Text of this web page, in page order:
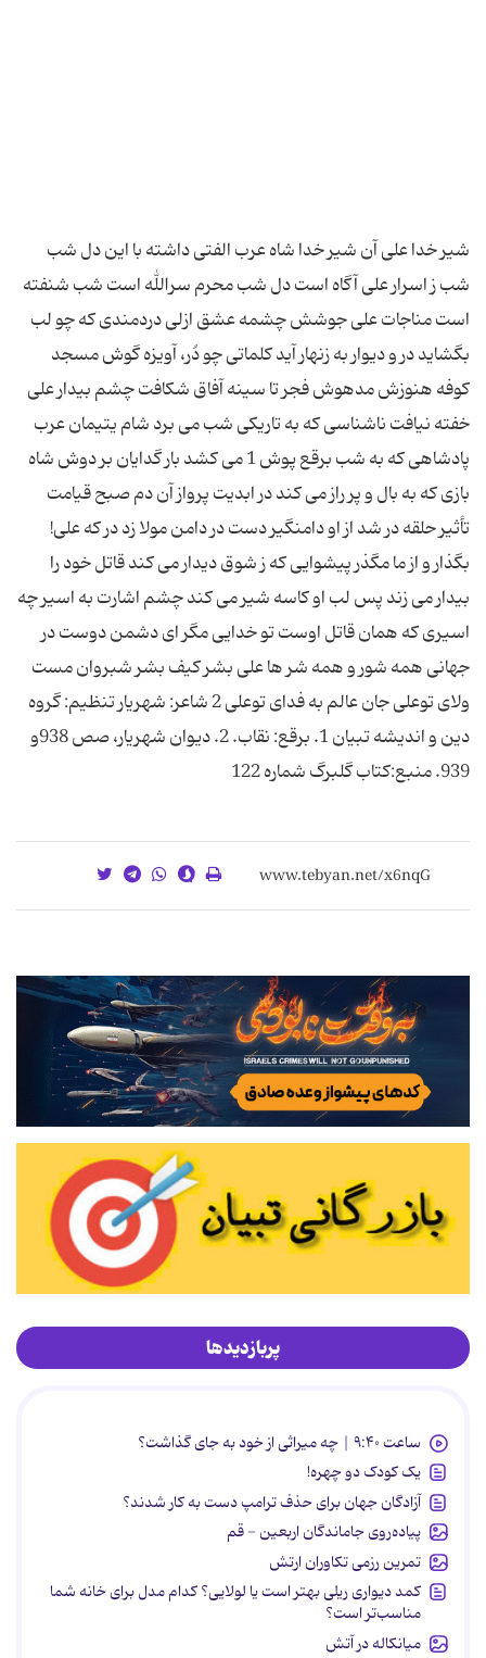
شیر خدا علی آن شیر خدا شاه عرب الفتی داشته با این دل شب
شب ز اسرار علی آگاه است دل شب محرم سرالله است شب شنفته
است مناجات علی جوشش چشمه عشق ازلی دردمندی که چو لب
بگشاید در و دیوار به زنهار آید کلماتی چو دُر، آویزه گوش مسجد
کوفه هنوزش مدهوش فجر تا سینه آفاق شکافت چشم بیدار علی
خفته نیافت ناشناسی که به تاریکی شب می برد شام یتیمان عرب
پادشاهی که به شب برقع پوش 1 می کشد بار گدایان بر دوش شاه
بازی که به بال و پر راز می کند در ابدیت پرواز آن دم صبح قیامت
تأثیر حلقه در شد از او دامنگیر دست در دامن مولا زد در که علی!
بگذار و از ما مگذر پیشوایی که ز شوق دیدار می کند قاتل خود را
بیدار می زند پس لب او کاسه شیر می کند چشم اشارت به اسیر چه
اسیری که همان قاتل اوست تو خدایی مگر ای دشمن دوست در
جهانی همه شور و همه شر ها علی بشر کیف بشر شبروان مست
ولای توعلی جان عالم به فدای توعلی 2 شاعر: شهریار تنظیم: گروه
دین و اندیشه تبیان 1. برقع: نقاب. 2. دیوان شهریار، صص 938و
939. منبع:کتاب گلبرگ شماره 122
پربازدیدها
ساعت ۹:۴۰ | چه میراثی از خود به جای گذاشت؟
یک کودک دو چهره!
آزادگان جهان برای حذف ترامپ دست به کار شدند؟
پیاده‌روی جاماندگان اربعین - قم
تمرین رزمی تکاوران ارتش
کمد دیواری ریلی بهتر است یا لولایی؟ کدام مدل برای خانه شما
مناسب‌تر است؟
میانکاله در آتش